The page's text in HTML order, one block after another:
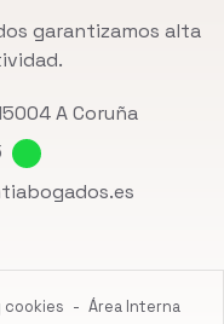
garantizamos alta
A Coruña
cookies - Área Interna